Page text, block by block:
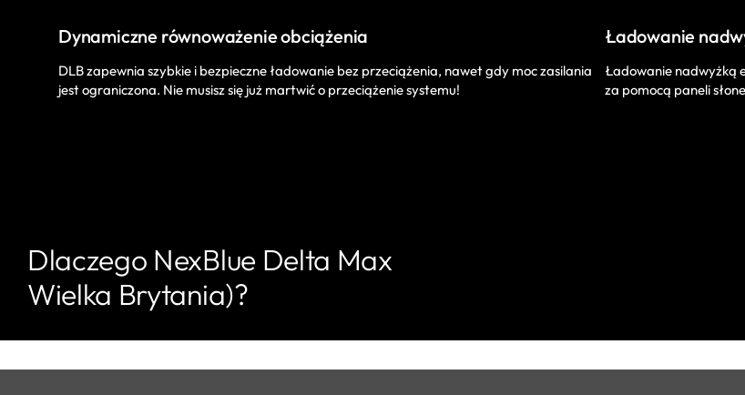
Dynamiczne równoważenie obciążenia
DLB zapewnia szybkie i bezpieczne ładowanie bez przeciążenia, nawet gdy moc zasilania
jest ograniczona. Nie musisz się już martwić o przeciążenie systemu!
Ładowanie
Ładowanie nadwyżką
za pomocą paneli
Dlaczego NexBlue Delta Max
Wielka Brytania)?